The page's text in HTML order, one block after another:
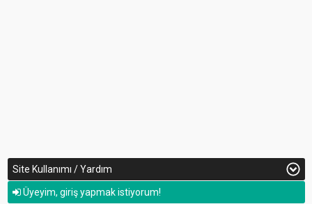
Site Kullanımı / Yardım
Üyeyim, giriş yapmak istiyorum!